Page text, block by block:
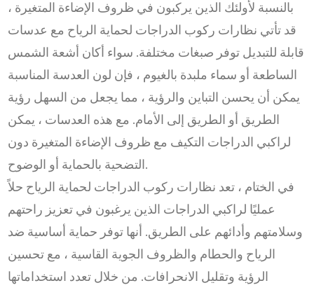
بالنسبة لأولئك الذين يركبون في ظروف الإضاءة المتغيرة ،
قد تأتي نظارات ركوب الدراجات لحماية الرياح مع عدسات
قابلة للتبديل توفر صبغات مختلفة. سواء أكان أشعة الشمس
الساطعة أو سماء ملبدة بالغيوم ، فإن لون العدسة المناسبة
يمكن أن يحسن التباين والرؤية ، مما يجعل من السهل رؤية
الطريق أو الطريق إلى الأمام. مع هذه العدسات ، يمكن
لراكبي الدراجات التكيف مع ظروف الإضاءة المتغيرة دون
التضحية بالحماية أو الوضوح.
في الختام ، تعد نظارات ركوب الدراجات لحماية الرياح حلاً
عمليًا لراكبي الدراجات الذين يرغبون في تعزيز راحتهم
وسلامتهم وأدائهم على الطريق. أنها توفر حماية أساسية ضد
الرياح والحطام والظروف الجوية القاسية ، مع تحسين
الرؤية وتقليل الانحرافات. من خلال تعدد استخداماتها